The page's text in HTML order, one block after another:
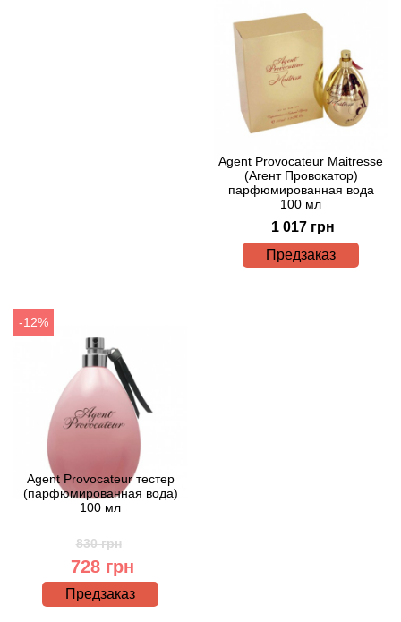
Agent Provocateur Maitresse
(Агент Провокатор)
парфюмированная вода
100 мл
1 017 грн
Предзаказ
-12%
Agent Provocateur тестер
(парфюмированная вода)
100 мл
830 грн
728 грн
Предзаказ
Boucheron
Brecourt
Brioni
Britney Spears
Bruno Banani